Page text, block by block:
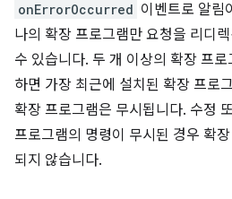
onErrorOccurred 이벤트로 알림
나의 확장 프로그램만 요청을 리디
수 있습니다. 두 개 이상의 확장 프
하면 가장 최근에 설치된 확장 프로
확장 프로그램은 무시됩니다. 수정
프로그램의 명령이 무시된 경우 확
되지 않습니다.